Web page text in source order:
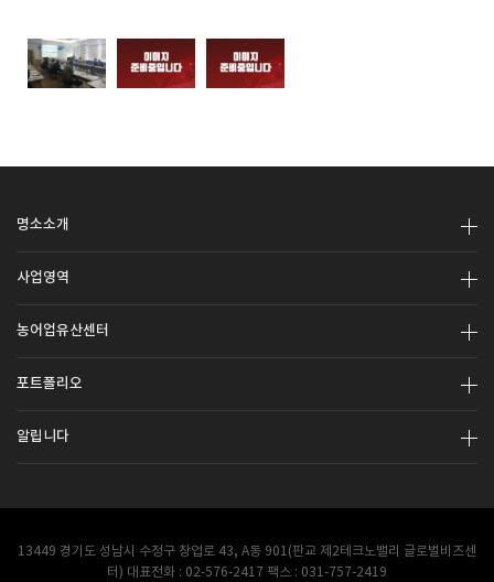
명소소개
사업영역
농어업유산센터
포트폴리오
알립니다
13449 경기도 성남시 수정구 창업로 43, A동 901(판교 제2테크노밸리 글로벌비즈센
터) 대표전화 : 02-576-2417 팩스 : 031-757-2419